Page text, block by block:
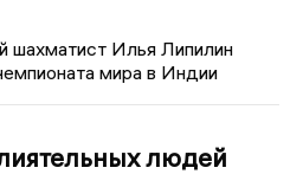
шахматист Илья Липилин
мира в Индии
людей